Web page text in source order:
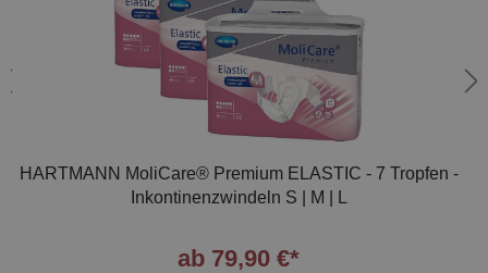
HARTMANN MoliCare® Premium ELASTIC - 7 Tropfen -
Inkontinenzwindeln S | M | L
ab 79,90 €*